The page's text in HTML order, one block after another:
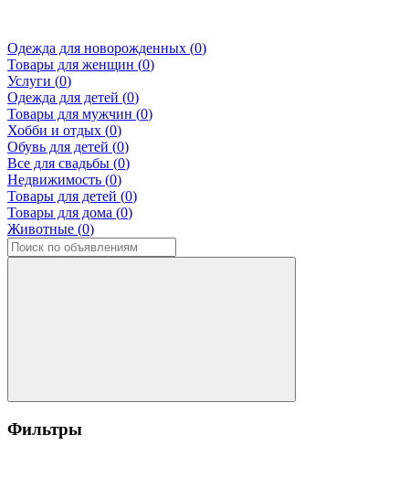
Одежда для новорожденных (0)
Товары для женщин (0)
Услуги (0)
Одежда для детей (0)
Товары для мужчин (0)
Хобби и отдых (0)
Обувь для детей (0)
Все для свадьбы (0)
Недвижимость (0)
Товары для детей (0)
Товары для дома (0)
Животные (0)
Фильтры